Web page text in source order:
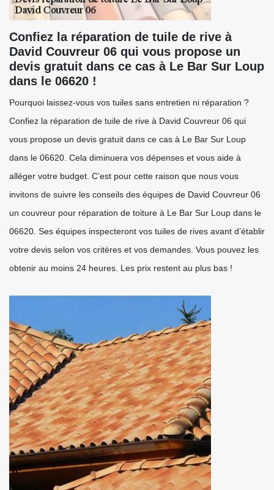
Confiez la réparation de tuile de rive à
David Couvreur 06 qui vous propose un
devis gratuit dans ce cas à Le Bar Sur Loup
dans le 06620 !
Pourquoi laissez-vous vos tuiles sans entretien ni réparation ?
Confiez la réparation de tuile de rive à David Couvreur 06 qui
vous propose un devis gratuit dans ce cas à Le Bar Sur Loup
dans le 06620. Cela diminuera vos dépenses et vous aide à
alléger votre budget. C’est pour cette raison que nous vous
invitons de suivre les conseils des équipes de David Couvreur 06
un couvreur pour réparation de toiture à Le Bar Sur Loup dans le
06620. Ses équipes inspecteront vos tuiles de rives avant d’établir
votre devis selon vos critères et vos demandes. Vous pouvez les
obtenir au moins 24 heures. Les prix restent au plus bas !